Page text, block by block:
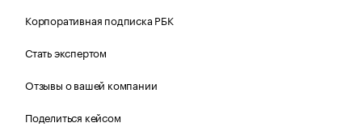
Корпоративная подписка РБК
Стать экспертом
Отзывы о вашей компании
Поделиться кейсом